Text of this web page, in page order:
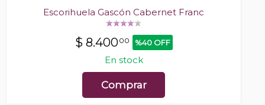
Escorihuela Gascón Cabernet Franc
$ 8.40000 %40 OFF
En stock
Comprar